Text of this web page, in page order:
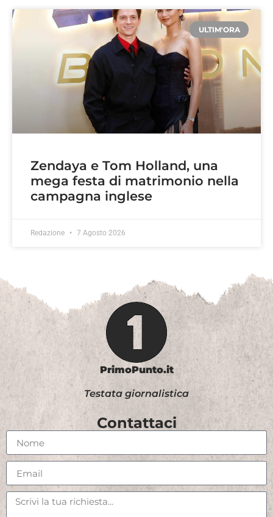
ULTIM'ORA
Zendaya e Tom Holland, una
mega festa di matrimonio nella
campagna inglese
Redazione 7 Agosto 2026
PrimoPunto.it
Testata giornalistica
Contattaci